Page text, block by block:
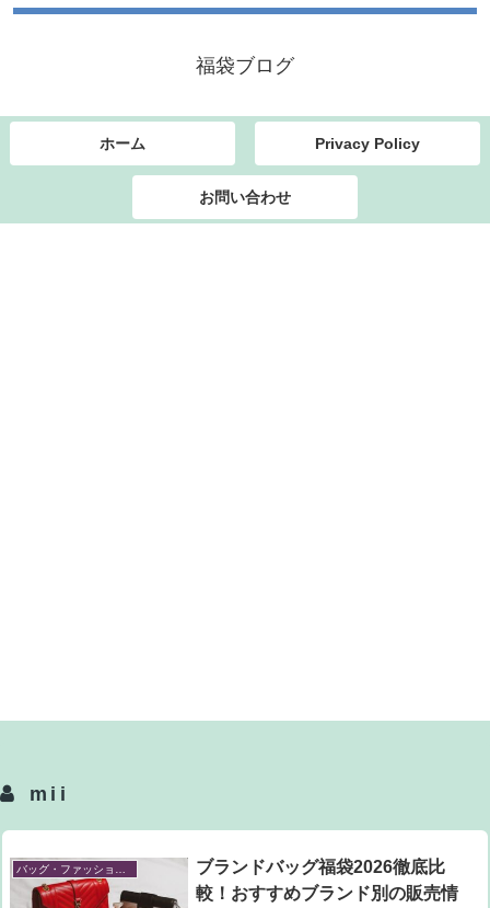
福袋ブログ
ホーム Privacy Policy
お問い合わせ
mii
バッグ・ファッション小物福袋
ブランドバッグ福袋2026徹底比
較！おすすめブランド別の販売情